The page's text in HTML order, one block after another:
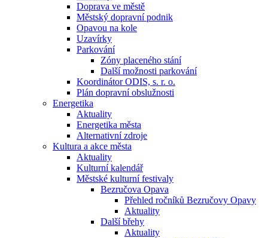
Doprava ve městě
Městský dopravní podnik
Opavou na kole
Uzavírky
Parkování
Zóny placeného stání
Další možnosti parkování
Koordinátor ODIS, s. r. o.
Plán dopravní obslužnosti
Energetika
Aktuality
Energetika města
Alternativní zdroje
Kultura a akce města
Aktuality
Kulturní kalendář
Městské kulturní festivaly
Bezručova Opava
Přehled ročníků Bezručovy Opavy
Aktuality
Další břehy
Aktuality